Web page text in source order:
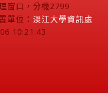
窗口，分機2799
單位： 淡江大學資訊處
10:21:43